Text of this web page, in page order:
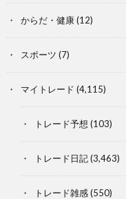
からだ・健康(12)
スポーツ (7)
マイトレード (4,115)
トレード予想 (103)
トレード日記(3,463)
トレード雑感(550)